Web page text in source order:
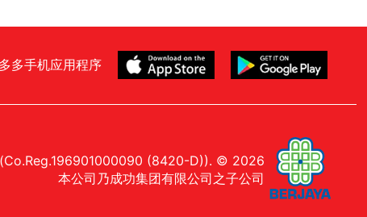
多手机应用程序
(Co.Reg.196901000090 (8420-D)). © 2026
本公司乃成功集团有限公司之子公司